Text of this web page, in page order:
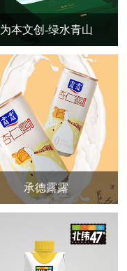
为本文创-绿水青山
承德露露